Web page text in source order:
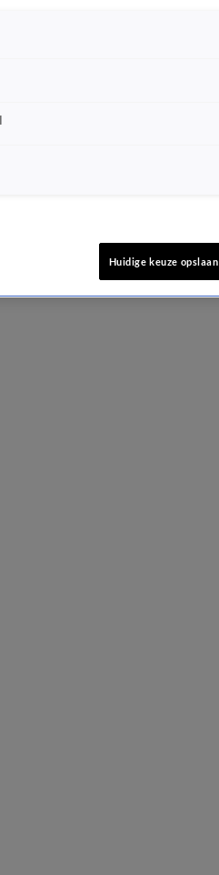
Huidige keuze opslaan